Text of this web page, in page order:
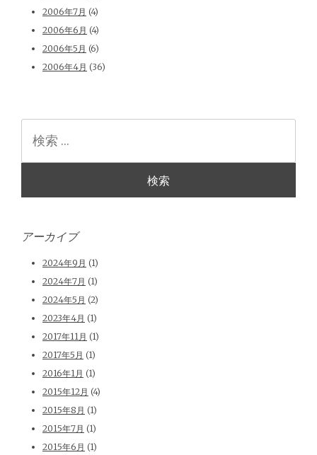
2006年7月 (4)
2006年6月 (4)
2006年5月 (6)
2006年4月 (36)
アーカイブ
2024年9月 (1)
2024年7月 (1)
2024年5月 (2)
2023年4月 (1)
2017年11月 (1)
2017年5月 (1)
2016年1月 (1)
2015年12月 (4)
2015年8月 (1)
2015年7月 (1)
2015年6月 (1)